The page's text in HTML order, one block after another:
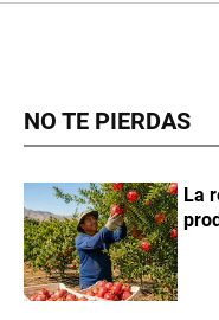
NO TE PIERDAS
La